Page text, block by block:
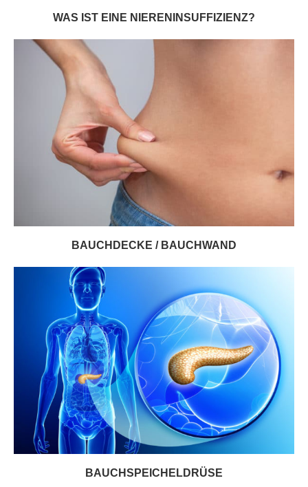
WAS IST EINE NIERENINSUFFIZIENZ?
BAUCHDECKE / BAUCHWAND
BAUCHSPEICHELDRÜSE